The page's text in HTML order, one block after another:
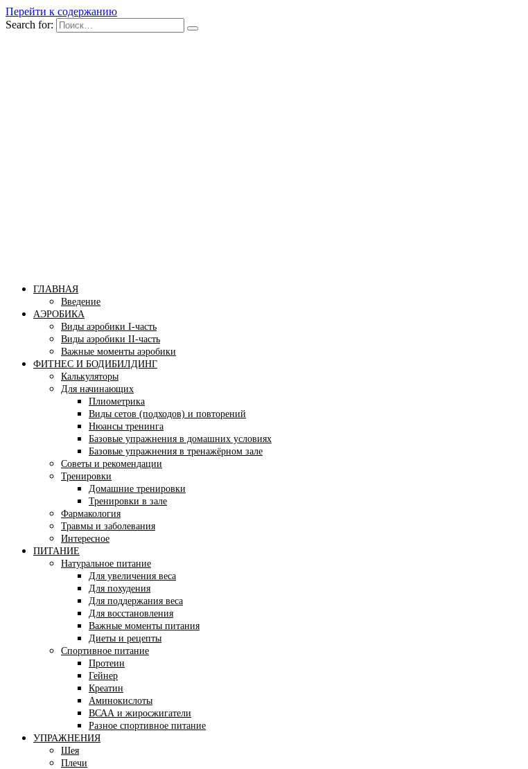
Перейти к содержанию
Search for:
ГЛАВНАЯ
Введение
АЭРОБИКА
Виды аэробики І-часть
Виды аэробики ІІ-часть
Важные моменты аэробики
ФИТНЕС И БОДИБИЛДИНГ
Калькуляторы
Для начинающих
Плиометрика
Виды сетов (подходов) и повторений
Нюансы тренинга
Базовые упражнения в домашних условиях
Базовые упражнения в тренажёрном зале
Советы и рекомендации
Тренировки
Домашние тренировки
Тренировки в зале
Фармакология
Травмы и заболевания
Интересное
ПИТАНИЕ
Натуральное питание
Для увеличения веса
Для похудения
Для поддержания веса
Для восстановления
Важные моменты питания
Диеты и рецепты
Спортивное питание
Протеин
Гейнер
Креатин
Аминокислоты
ВСАА и жиросжигатели
Разное спортивное питание
УПРАЖНЕНИЯ
Шея
Плечи